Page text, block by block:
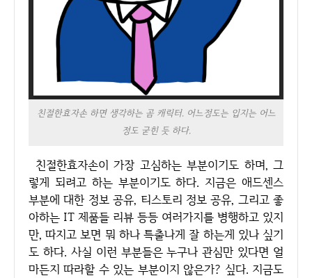
친절한효자손 하면 생각하는 곰 캐릭터. 어느정도는 입지는 어느
정도 굳힌 듯 하다.
친절한효자손이 가장 고심하는 부분이기도 하며, 그
렇게 되려고 하는 부분이기도 하다. 지금은 애드센스
부분에 대한 정보 공유, 티스토리 정보 공유, 그리고 좋
아하는 IT 제품들 리뷰 등등 여러가지를 병행하고 있지
만, 따지고 보면 뭐 하나 특출나게 잘 하는게 있나 싶기
도 하다. 사실 이런 부분들은 누구나 관심만 있다면 얼
마든지 따라할 수 있는 부분이지 않은가? 싶다. 지금도